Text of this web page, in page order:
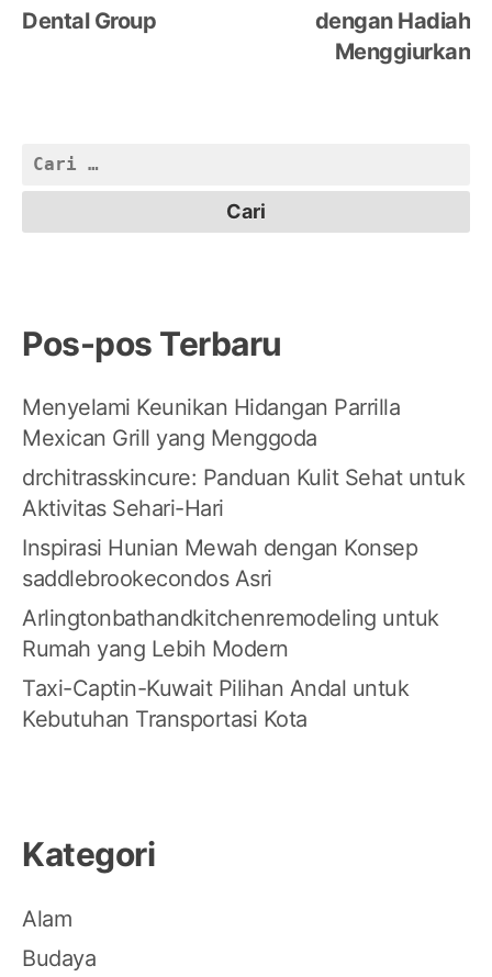
Dental Group
dengan Hadiah
Menggiurkan
Cari
untuk:
Pos-pos Terbaru
Menyelami Keunikan Hidangan Parrilla
Mexican Grill yang Menggoda
drchitrasskincure: Panduan Kulit Sehat untuk
Aktivitas Sehari-Hari
Inspirasi Hunian Mewah dengan Konsep
saddlebrookecondos Asri
Arlingtonbathandkitchenremodeling untuk
Rumah yang Lebih Modern
Taxi-Captin-Kuwait Pilihan Andal untuk
Kebutuhan Transportasi Kota
Kategori
Alam
Budaya